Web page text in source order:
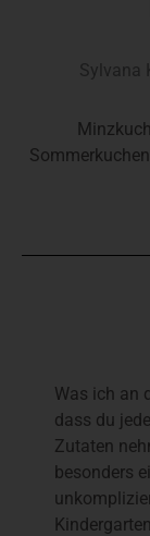
Sylvana
Was ich an
dass du
Zutaten
besonders